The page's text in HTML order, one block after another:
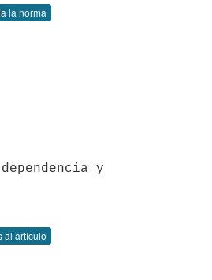
la norma
y
al artículo